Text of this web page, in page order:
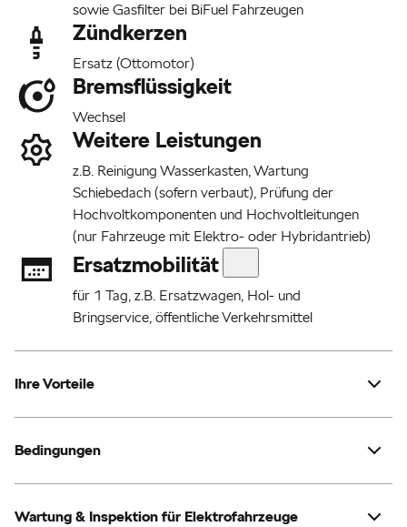
sowie Gasfilter bei BiFuel Fahrzeugen
Zündkerzen
Ersatz (Ottomotor)
Bremsflüssigkeit
Wechsel
Weitere Leistungen
z.B. Reinigung Wasserkasten, Wartung
Schiebedach (sofern verbaut), Prüfung der
Hochvoltkomponenten und Hochvoltleitungen
(nur Fahrzeuge mit Elektro- oder Hybridantrieb)
Ersatzmobilität
für 1 Tag, z.B. Ersatzwagen, Hol- und
Bringservice, öffentliche Verkehrsmittel
Ihre Vorteile
Keine Obergrenze
Keine Beschränkung
Bedingungen
Wartung & Inspektion für Elektrofahrzeuge